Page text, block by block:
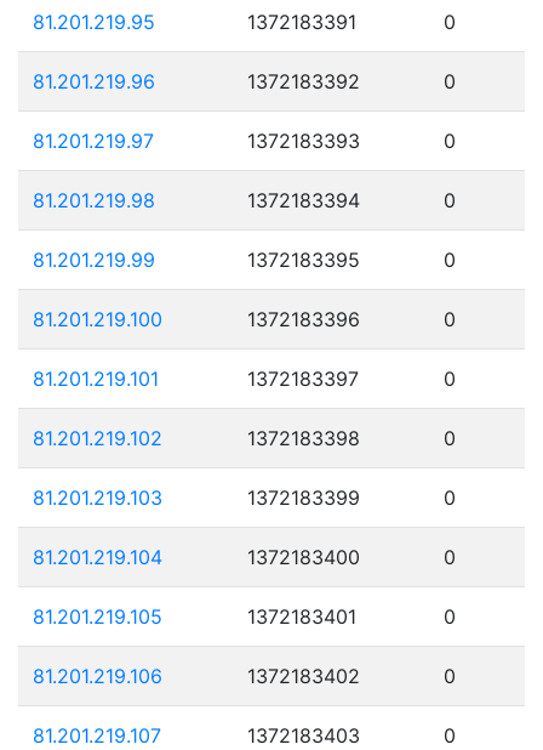
81.201.219.95 1372183391 0
81.201.219.96 1372183392 0
81.201.219.97 1372183393 0
81.201.219.98 1372183394 0
81.201.219.99 1372183395 0
81.201.219.100 1372183396 0
81.201.219.101 1372183397 0
81.201.219.102 1372183398 0
81.201.219.103 1372183399 0
81.201.219.104 1372183400 0
81.201.219.105 1372183401 0
81.201.219.106 1372183402 0
81.201.219.107 1372183403 0